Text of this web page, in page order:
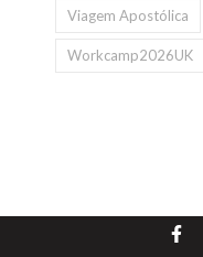
Viagem Apostólica
Workcamp2026UK